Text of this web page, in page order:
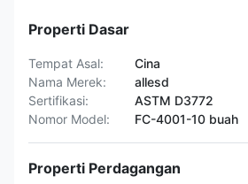
Properti Dasar
Tempat Asal:
Cina
Nama Merek:
allesd
Sertifikasi:
ASTM D3772
Nomor Model:
FC-4001-10 buah
Properti Perdagangan